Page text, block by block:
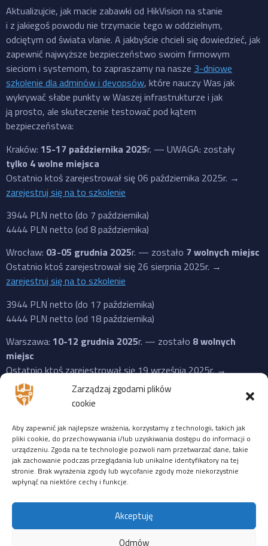
Zarządzaj zgodami plików
cookie
Aby zapewnić jak najlepsze wrażenia, korzystamy z technologii, takich jak
pliki cookie, do przechowywania i/lub uzyskiwania dostępu do informacji o
urządzeniu. Zgoda na te technologie pozwoli nam przetwarzać dane, takie
jak zachowanie podczas przeglądania lub unikalne identyfikatory na tej
stronie. Brak wyrażenia zgody lub wycofanie zgody może niekorzystnie
wpłynąć na niektóre cechy i funkcje.
Akceptuję
Odmów
Aktualizujcie, jak macie zabawki od HikVision na stanie
i z jakiegoś powodu nie trzymacie tego w oddzielnym,
odciętym od świata vlanie. A jakbyście chcieli się dowiedzieć, jak
zapewnić najwyższe bezpieczeństwo swoim firmowym
sieciom i systemom, to zapraszamy na nasze 3-dniowe
szkolenie dla adminów i devopsów, które nauczy Was jak
wykrywać słabe punkty w Waszej infrastrukturze i jak
ją prosto, ale skuteczenie testować pod kątem
bezpieczeństwa:
Kraków: 15-17 października 2025r. — UWAGA: zostały
tylko 4 wolne miejsca
Ostatnio ktoś zarejestrował się 06 października 2025r. →
zarejestruj się na to szkolenie
3944 PLN netto (do 7 października)
4444 PLN netto (od 8 października)
Wrocław: 03-05 grudnia 2025r. — zostało 7 wolnych miejsc
Ostatnio ktoś zarejestrował się 26 sierpnia 2025r. →
zarejestruj się na to szkolenie
3944 PLN netto (do 17 października)
4444 PLN netto (od 18 października)
Warszawa: 10-12 grudnia 2025r. — zostało 8 wolnych
miejsc
Ostatnio ktoś zarejestrował się 19 września 2025r. →
zarejestruj się na to szkolenie
3944 PLN netto (do 17 października)
4444 PLN netto (od 18 października)
ZDALNIE:14-16 stycznia 2026r. — zostało9 wolnych
miejsc
Ostatnio ktoś zarejestrował się 19 września 2025r. →
zarejestruj się na to szkolenie
3944 PLN netto (do 24 października)
4444 PLN netto (od 25 października)